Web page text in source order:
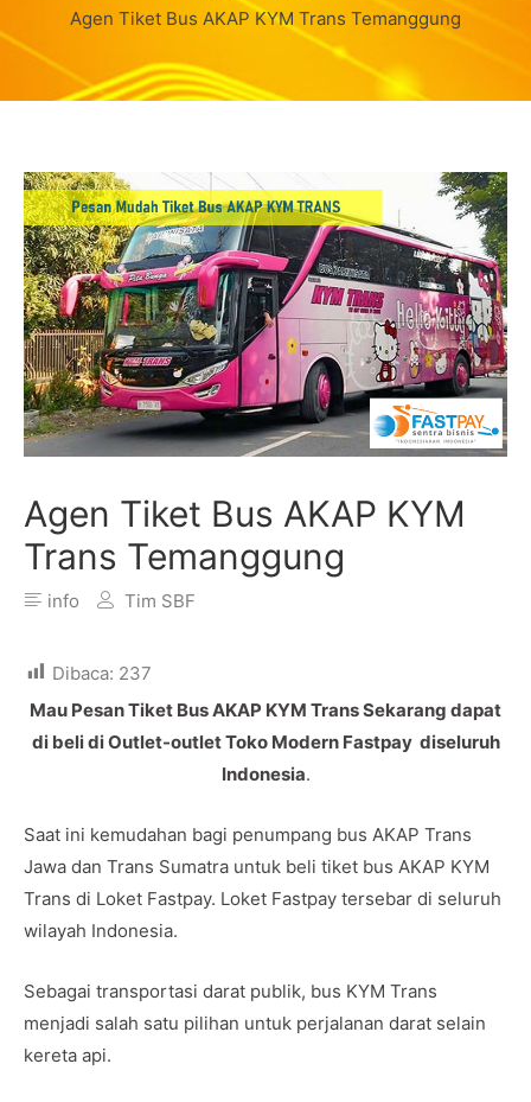
Agen Tiket Bus AKAP KYM Trans Temanggung
Agen Tiket Bus AKAP KYM
Trans Temanggung
info Tim SBF
Dibaca: 237
Mau Pesan Tiket Bus AKAP KYM Trans Sekarang dapat
di beli di Outlet-outlet Toko Modern Fastpay diseluruh
Indonesia.
Saat ini kemudahan bagi penumpang bus AKAP Trans
Jawa dan Trans Sumatra untuk beli tiket bus AKAP KYM
Trans di Loket Fastpay. Loket Fastpay tersebar di seluruh
wilayah Indonesia.
Sebagai transportasi darat publik, bus KYM Trans
menjadi salah satu pilihan untuk perjalanan darat selain
kereta api.